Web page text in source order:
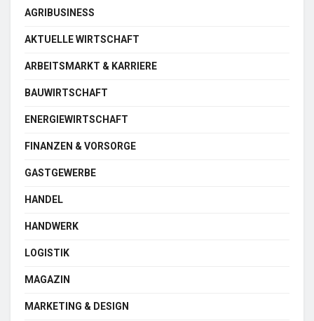
AGRIBUSINESS
AKTUELLE WIRTSCHAFT
ARBEITSMARKT & KARRIERE
BAUWIRTSCHAFT
ENERGIEWIRTSCHAFT
FINANZEN & VORSORGE
GASTGEWERBE
HANDEL
HANDWERK
LOGISTIK
MAGAZIN
MARKETING & DESIGN